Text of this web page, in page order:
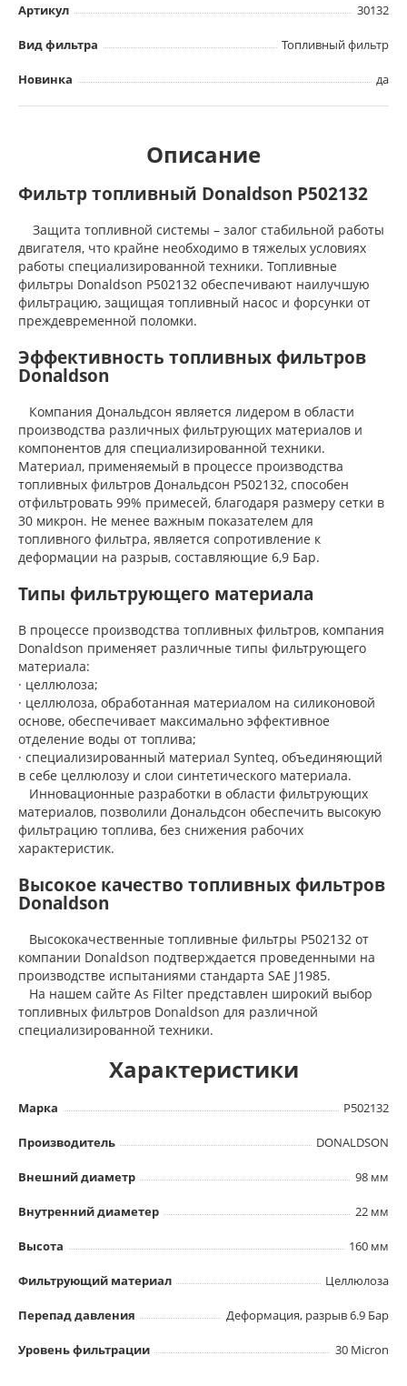
Артикул 30132
Вид фильтра Топливный фильтр
Новинка да
Описание
Фильтр топливный Donaldson P502132
Защита топливной системы – залог стабильной работы
двигателя, что крайне необходимо в тяжелых условиях
работы специализированной техники. Топливные
фильтры Donaldson P502132 обеспечивают наилучшую
фильтрацию, защищая топливный насос и форсунки от
преждевременной поломки.
Эффективность топливных фильтров
Donaldson
Компания Дональдсон является лидером в области
производства различных фильтрующих материалов и
компонентов для специализированной техники.
Материал, применяемый в процессе производства
топливных фильтров Дональдсон P502132, способен
отфильтровать 99% примесей, благодаря размеру сетки в
30 микрон. Не менее важным показателем для
топливного фильтра, является сопротивление к
деформации на разрыв, составляющие 6,9 Бар.
Типы фильтрующего материала
В процессе производства топливных фильтров, компания
Donaldson применяет различные типы фильтрующего
материала:
· целлюлоза;
· целлюлоза, обработанная материалом на силиконовой
основе, обеспечивает максимально эффективное
отделение воды от топлива;
· специализированный материал Synteq, объединяющий
в себе целлюлозу и слои синтетического материала.
Инновационные разработки в области фильтрующих
материалов, позволили Дональдсон обеспечить высокую
фильтрацию топлива, без снижения рабочих
характеристик.
Высокое качество топливных фильтров
Donaldson
Высококачественные топливные фильтры P502132 от
компании Donaldson подтверждается проведенными на
производстве испытаниями стандарта SAE J1985.
На нашем сайте As Filter представлен широкий выбор
топливных фильтров Donaldson для различной
специализированной техники.
Характеристики
Марка P502132
Производитель DONALDSON
Внешний диаметр 98 мм
Внутренний диаметер 22 мм
Высота 160 мм
Фильтрующий материал Целлюлоза
Перепад давления Деформация, разрыв 6.9 Бар
Уровень фильтрации 30 Micron